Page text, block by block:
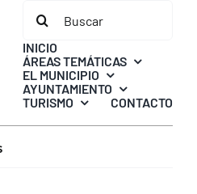
Buscar:
INICIO
ÁREAS TEMÁTICAS
EL MUNICIPIO
AYUNTAMIENTO
TURISMO
CONTACTO